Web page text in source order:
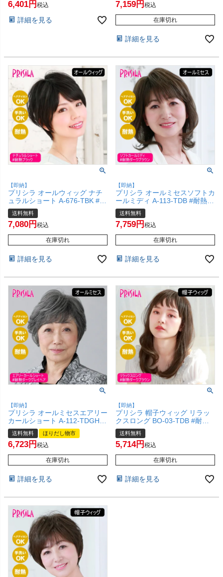
ィッグ かつら 和装 かわいい 可
け 女性 ボブ 】【宅配便送料無
6,401 税込
詳細を見る
【ヘアアイロンOK 手洗いOK】
7,159 税込
在庫切れ
詳細を見る
【即納】
プリシラ オールウィッグ ナチ
ュラルショート A-676-TBK #耐
熱ブラック 【かつら 和装 コス
プレ 医療用 自然 おしゃれ かわ
いい 可愛い 小顔 簡単 お手軽
料無料】(6057737)
送料無料
7,080 税込
在庫切れ
詳細を見る
【即納】
プリシラ オールミセスソフトカ
ールミディ A-113-TDB #耐熱ダ
ークブラウン 【医療用 フルウ
ィッグ かつら 和装 シニア 白髪
隠し 自然 簡単 お手軽 初心者向
【宅配便送料無料】(6057702)
送料無料
7,759 税込
在庫切れ
詳細を見る
【即納】
プリシラ オールミセスエアリー
カールショート A-112-TDGH #
耐熱ダークグレイヘア 【医療用
フルウィッグ かつら 和装 シニ
ア 白髪隠し 自然 簡単 お手軽
けない】【宅配便送料無料】
送料無料 ほりだし物市
6,723 税込
在庫切れ
詳細を見る
【即納】
プリシラ 帽子ウィッグ リラッ
クスロング BO-03-TDB #耐熱
ダークブラウン Mサイズ(約54
～60cm)【医療用 フルウィッグ
かつら 和装 かわいい 可愛い 小
不使用 締め付けない 】【宅配
送料無料
5,714 税込
在庫切れ
詳細を見る